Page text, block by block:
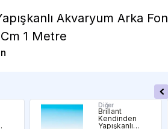
Akvaryum Arka Fon
1 Metre
Diğer
Brillant
Kendinden
Yapışkanlı